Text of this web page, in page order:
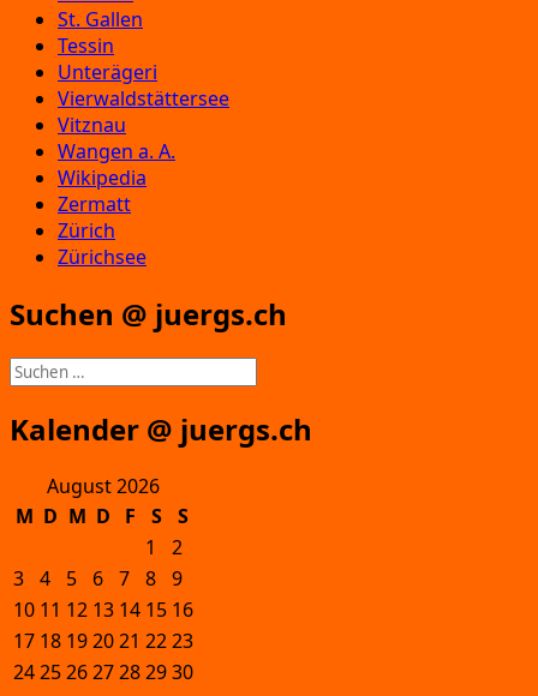
St. Gallen
Tessin
Unterägeri
Vierwaldstättersee
Vitznau
Wangen a. A.
Wikipedia
Zermatt
Zürich
Zürichsee
Suchen @ juergs.ch
Suchen
nach:
Kalender @ juergs.ch
August 2026
M D M D F S
S
1
2
3 4 5 6 7 8 9
10 11 12 13 14 15 16
17 18 192021 2223
24252627282930